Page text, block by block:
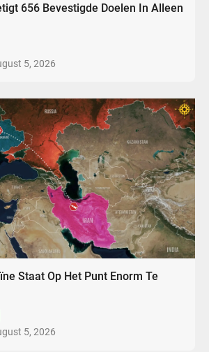
656 Bevestigde Doelen In Alleen
5, 2026
Staat Op Het Punt Enorm Te
5, 2026